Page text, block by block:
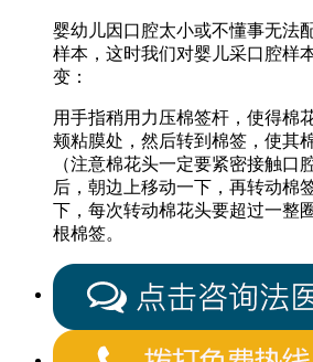
婴幼儿因口腔太小或不懂事无法
样本，这时我们对婴儿采口腔样
变：
用手指稍用力压棉签杆，使得棉
颊粘膜处，然后转到棉签，使其
（注意棉花头一定要紧密接触口
后，朝边上移动一下，再转动棉
下，每次转动棉花头要超过一整
根棉签。